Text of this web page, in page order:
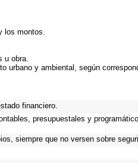
los montos.
u obra.
urbano y ambiental, según
financiero.
presupuestales y
siempre que no versen sobre